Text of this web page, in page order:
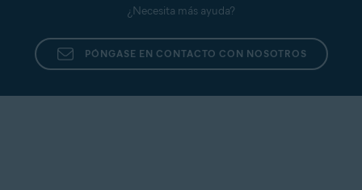
¿Necesita más ayuda?
PÓNGASE EN CONTACTO CON NOSOTROS